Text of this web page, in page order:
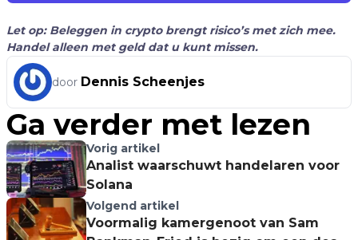
Let op: Beleggen in crypto brengt risico’s met zich mee.
Handel alleen met geld dat u kunt missen.
door Dennis Scheenjes
Ga verder met lezen
Vorig artikel
Analist waarschuwt handelaren voor
Solana
Volgend artikel
Voormalig kamergenoot van Sam